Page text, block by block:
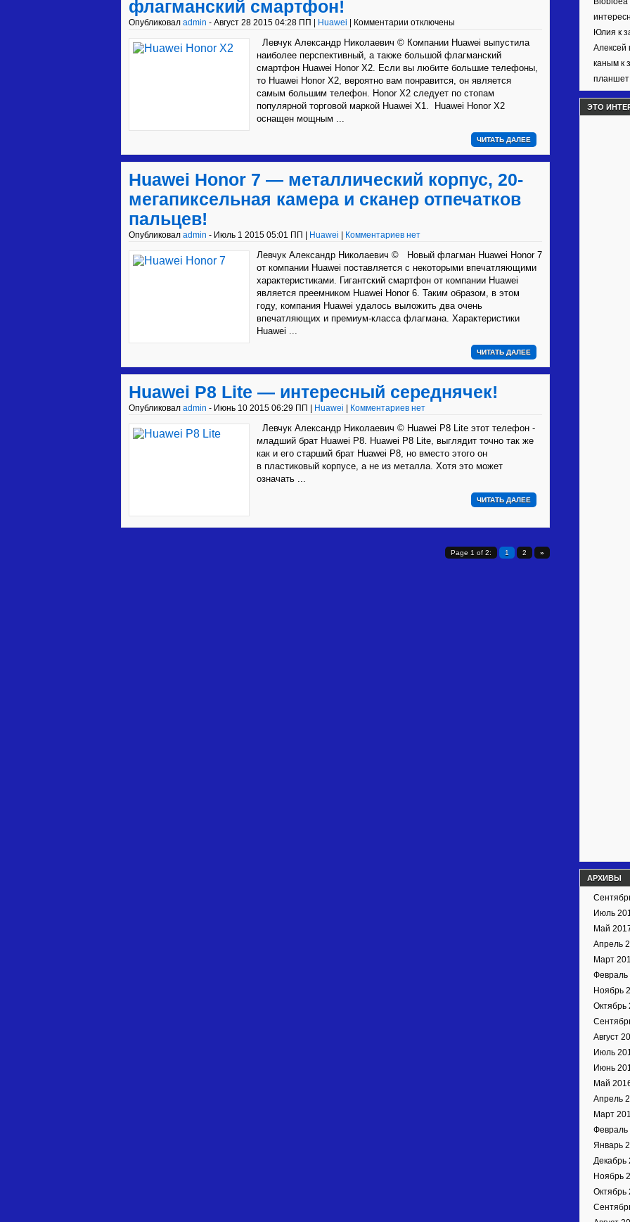
флагманский смартфон!
Опубликовал admin - Август 28 2015 04:28 ПП | Huawei Комментарии отключены
Левчук Александр Николаевич © Компании Huawei выпустила
наиболее перспективный, а также большой флагманский
смартфон Huawei Honor X2. Если вы любите большие телефоны,
то Huawei Honor X2, вероятно вам понравится, он является
самым большим телефон. Honor X2 следует по стопам
популярной торговой маркой Huawei X1. Huawei Honor X2
оснащен мощным ...
ЧИТАТЬ ДАЛЕЕ
Huawei Honor 7 — металлический корпус, 20-
мегапиксельная камера и сканер отпечатков
пальцев!
Опубликовал admin - Июль 1 2015 05:01 ПП | Huawei Комментариев нет
Левчук Александр Николаевич © Новый флагман Huawei Honor 7
от компании Huawei поставляется с некоторыми впечатляющими
характеристиками. Гигантский смартфон от компании Huawei
является преемником Huawei Honor 6. Таким образом, в этом
году, компания Huawei удалось выложить два очень
впечатляющих и премиум-класса флагмана. Характеристики
Huawei ...
ЧИТАТЬ ДАЛЕЕ
Huawei P8 Lite — интересный середнячек!
Опубликовал admin - Июнь 10 2015 06:29 ПП | Huawei Комментариев нет
Левчук Александр Николаевич © Huawei P8 Lite этот телефон -
младший брат Huawei P8. Huawei P8 Lite, выглядит точно так же
как и его старший брат Huawei P8, но вместо этого он
в пластиковый корпусе, а не из металла. Хотя это может
означать ...
ЧИТАТЬ ДАЛЕЕ
Page 1 of 2: 1 2 »
Юлия к
Алексей
каным к
планшет
ЭТО
АРХИВЫ
Июль
Май
Апрель
Март
Февраль
Ноябрь
Октябрь
Август
Июль
Июнь
Май
Апрель
Март
Февраль
Январь
Декабрь
Ноябрь
Октябрь